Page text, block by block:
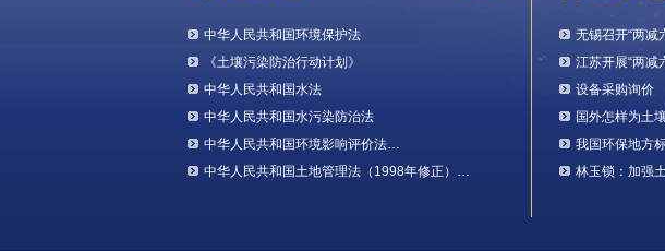
中华人民共和国环境保护法
《土壤污染防治行动计划》
中华人民共和国水法
中华人民共和国水污染防治法
中华人民共和国环境影响评价法…
中华人民共和国土地管理法（1998年修正）…
无锡召开“两
江苏开展“两减
设备采购询价
国外怎样为土
我国环保地方
林玉锁：加强